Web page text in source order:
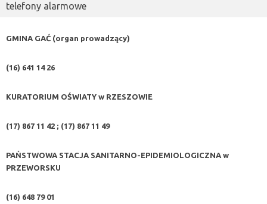
telefony alarmowe
GMINA GAĆ (organ prowadzący)
(16) 641 14 26
KURATORIUM OŚWIATY w RZESZOWIE
(17) 867 11 42 ; (17) 867 11 49
PAŃSTWOWA STACJA SANITARNO-EPIDEMIOLOGICZNA w
PRZEWORSKU
(16) 648 79 01